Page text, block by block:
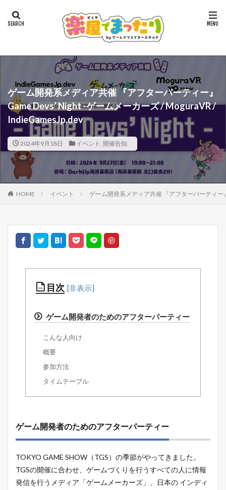
ゲーム開発系メディア共催 『アフターパーティー』
Game Devs’ Night -ゲームメーカーズ / MoguraVR /
IndieGamesJp.dev
2024年9月18日 イベント , 開催告知
HOME イベント ゲーム開発系メディア共催 『アフターパーティー
目次
ゲーム開発者のためのアフターパーティー
こんな人向け
概要
参加方法
タイムテーブル
ゲーム開発者のためのアフターパーティー
TOKYO GAME SHOW（TGS）の季節がやってきました。
TGSの開催に合わせ、ゲームづくりを行うすべての人に情報
発信を行うメディア「ゲームメーカーズ」、日本の インディ